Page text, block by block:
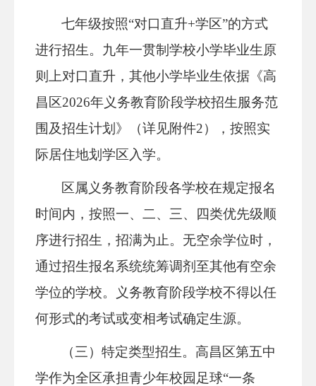
七年级按照“对口直升+学区”的方式
进行招生。九年一贯制学校小学毕业生原
则上对口直升，其他小学毕业生依据《高
昌区2026年义务教育阶段学校招生服务范
围及招生计划》（详见附件2），按照实
际居住地划学区入学。
区属 义务教育阶段各学校在规定报名
时间内，按照一、二、三、四类优先级顺
序进行招生，招满为止。无空余学位时，
通过招生报名系统统筹调剂至其他有空余
学位的学校。
义务教育阶段学校不得以任
何形式的考试或变相考试确定生源。
（三）特定类型招生。高昌区第五中
学作为全区承担青少年校园足球“一条